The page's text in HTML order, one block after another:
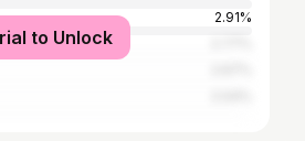
2.91%
to Unlock